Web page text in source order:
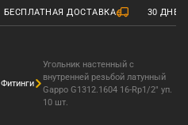
БЕСПЛАТНАЯ ДОСТАВКА 30
Фитинги
Угольник настенный с
внутренней резьбой латунный
Gappo G1312.1604 16-Rp1/2" уп.
10 шт.